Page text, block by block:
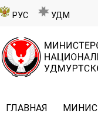
РУС УДМ
ГЛАВНАЯ